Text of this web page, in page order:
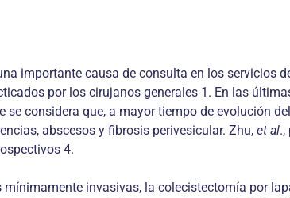
impor­tante causa de consulta en los servicios
por los cirujanos generales 1. En las
se considera que, a mayor tiempo de evolución
abscesos y fi­brosis perivesicular. Zhu, et al.,
4.
invasivas, la colecistectomía por